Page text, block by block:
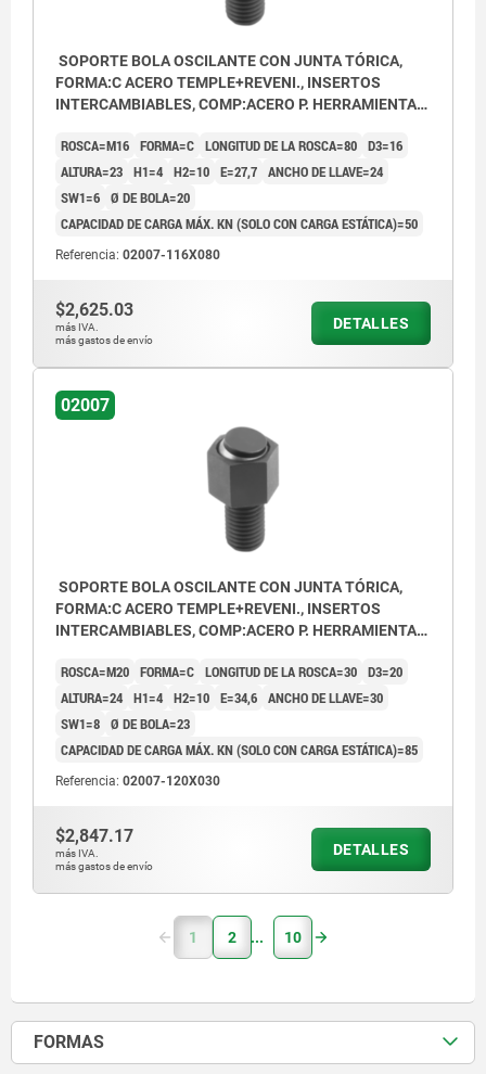
SOPORTE BOLA OSCILANTE CON JUNTA TÓRICA,
FORMA:C ACERO TEMPLE+REVENI., INSERTOS
INTERCAMBIABLES, COMP:ACERO P. HERRAMIENTAS,
ROSCA=M16 FORMA=C LONGITUD DE LA ROSCA=80 D3=16
ALTURA=23 H1=4 H2=10 E=27,7 ANCHO DE LLAVE=24
SW1=6 Ø DE BOLA=20
CAPACIDAD DE CARGA MÁX. KN (SOLO CON CARGA ESTÁTICA)=50
Referencia: 02007-116X080
$2,625.03
más IVA.
más gastos de envío
DETALLES
02007
SOPORTE BOLA OSCILANTE CON JUNTA TÓRICA,
FORMA:C ACERO TEMPLE+REVENI., INSERTOS
INTERCAMBIABLES, COMP:ACERO P. HERRAMIENTAS,
ROSCA=M20 FORMA=C LONGITUD DE LA ROSCA=30 D3=20
ALTURA=24 H1=4 H2=10 E=34,6 ANCHO DE LLAVE=30
SW1=8 Ø DE BOLA=23
CAPACIDAD DE CARGA MÁX. KN (SOLO CON CARGA ESTÁTICA)=85
Referencia: 02007-120X030
$2,847.17
más IVA.
más gastos de envío
DETALLES
1 2 10
FORMAS